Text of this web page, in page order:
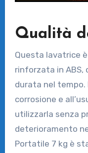
Qualità
Questa lavatrice
rinforzata in ABS,
durata nel
corrosione e
utilizzarla senza
deterioramento
Portatile 7 kg è